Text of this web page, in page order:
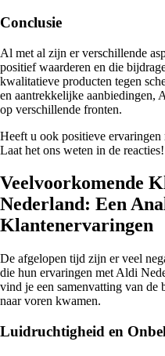
Conclusie
Al met al zijn er verschillende
positief waarderen en die
kwalitatieve producten tegen
en aantrekkelijke aanbiedingen,
op verschillende fronten.
Heeft u ook positieve
Laat het ons weten in de reacties!
Veelvoorkomende
Nederland: Een
Klantenervaringen
De afgelopen tijd zijn er veel
die hun ervaringen met Aldi
vind je een samenvatting van de
naar voren kwamen.
Luidruchtigheid en